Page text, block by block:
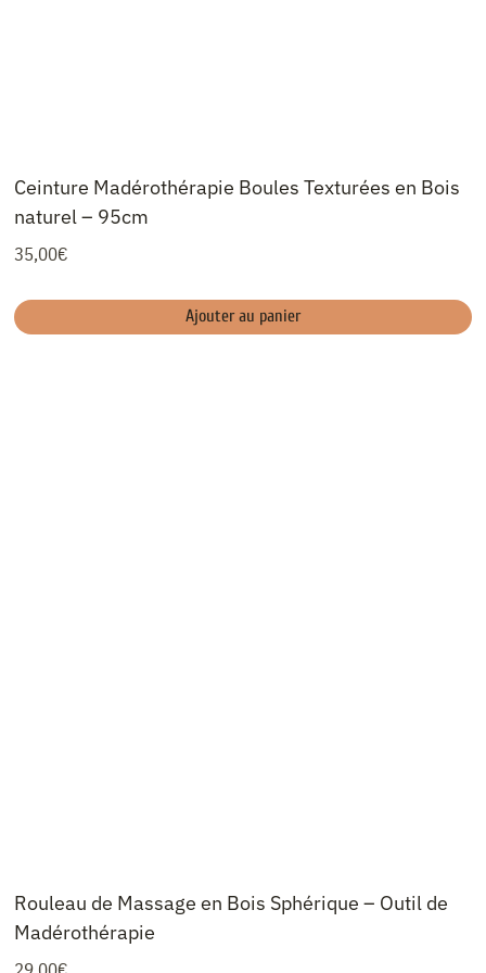
Ceinture Madérothérapie Boules Texturées en Bois
naturel – 95cm
35,00€
Ajouter au panier
Rouleau de Massage en Bois Sphérique – Outil de
Madérothérapie